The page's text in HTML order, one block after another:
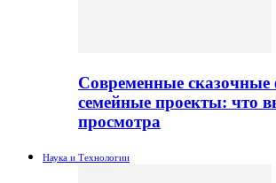
Современные
семейные проекты: что
просмотра
Наука и Технологии